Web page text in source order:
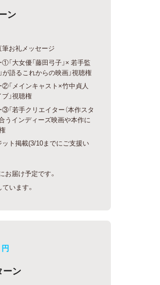
ン
お礼メッセージ
「大女優「藤田弓子」× 若手監
が語るこれからの映画」視聴権
②「メインキャスト×竹中貞人
」視聴権
「若手クリエイター（本作スタ
うインディーズ映画や本作に
ト掲載(3/10までにご支援い
お届け予定です。
います。
円
ーン